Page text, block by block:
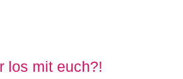
los mit euch?!